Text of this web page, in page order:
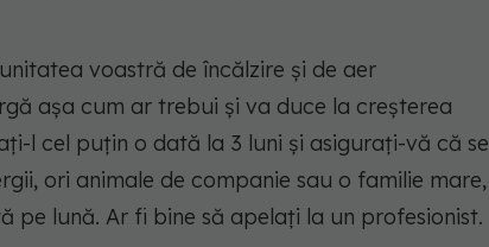
voastră de încălzire și de aer
așa cum ar trebui și va duce la creșterea
l cel puțin o dată la 3 luni și asigurați-vă că se
ori animale de companie sau o familie mare,
pe lună. Ar fi bine să apelați la un profesionist.